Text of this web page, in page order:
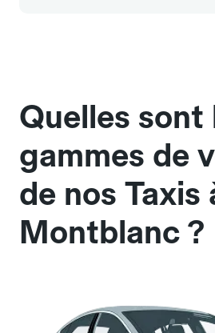
Quelles sont
gammes de
de nos Taxis
Montblanc ?